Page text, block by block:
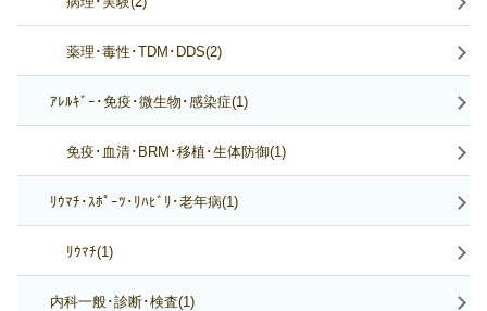
薬理･毒性･TDM･DDS(2)
ｱﾚﾙｷﾞｰ･免疫･微生物･感染症(1)
免疫･血清･BRM･移植･生体防御(1)
ﾘｳﾏﾁ･ｽﾎﾟｰﾂ･ﾘﾊﾋﾞﾘ･老年病(1)
ﾘｳﾏﾁ(1)
内科一般･診断･検査(1)